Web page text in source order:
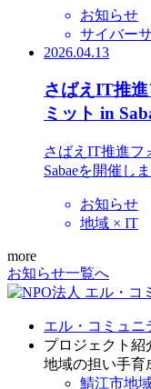
お知らせ
サイバー
2026.04.13
さばえIT推
ミット in
さばえIT推進フ
Sabaeを開催しま
お知らせ
地域 × IT
more
お知らせ一覧へ
エル・コミュニ
プロジェクト紹
地域の担い手育
鯖江市地